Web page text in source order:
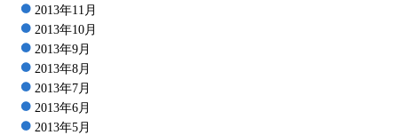
2013年11月
2013年10月
2013年9月
2013年8月
2013年7月
2013年6月
2013年5月